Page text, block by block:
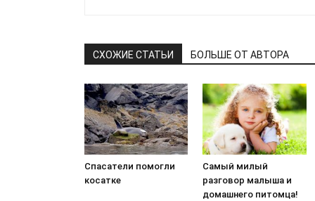
СХОЖИЕ СТАТЬИ БОЛЬШЕ ОТ АВТОРА
Спасатели помогли
косатке
Самый милый
разговор малыша и
домашнего питомца!